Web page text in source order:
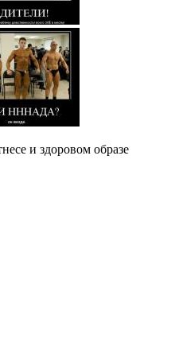
и здоровом образе